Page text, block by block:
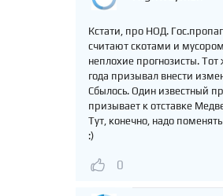
Кстати, про НОД.
считают скотами и
неплохие прогнозисты.
года призывал внести
Сбылось. Один известный
призывает к отставке
Тут, конечно, надо
:)
0